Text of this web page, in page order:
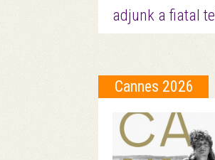
adjunk a fiatal
Cannes 2026